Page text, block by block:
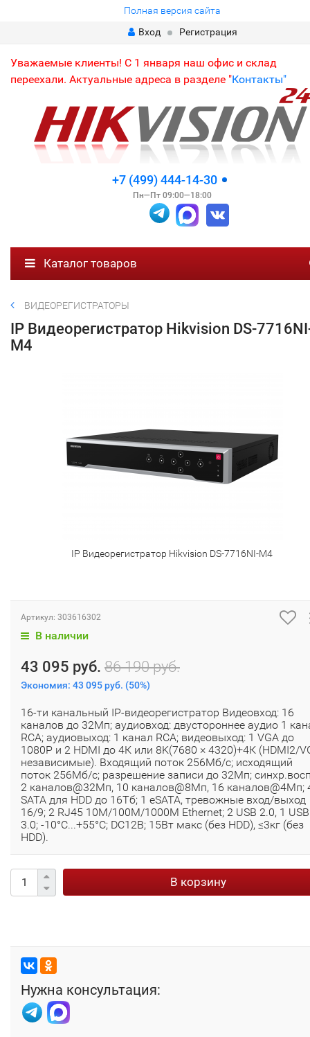
Полная версия сайта
Вход
Регистрация
Уважаемые клиенты! С 1 января наш офис и склад
переехали. Актуальные адреса в разделе "Контакты"
+7 (499) 444-14-30
Пн—Пт 09:00—18:00
Каталог товаров
ВИДЕОРЕГИСТРАТОРЫ
IP Видеорегистратор Hikvision DS-
M4
IP Видеорегистратор Hikvision DS-7716NI-M4
Артикул: 303616302
В наличии
43 095 руб. 86 190 руб.
Экономия: 43 095 руб. (50%)
16-ти канальный IP-видеорегистратор Видеовход: 16
каналов до 32Мп; аудиовход: двустороннее аудио 1
RCA; аудиовыход: 1 канал RCA; видеовыход: 1 VGA до
1080Р и 2 HDMI до 4К или 8K(7680 × 4320)+4К (HDMI2/
независимые). Входящий поток 256Мб/с; исходящий
поток 256Мб/с; разрешение записи до 32Мп;
2 каналов@32Мп, 10 каналов@8Мп, 16 каналов@4Мп;
SATA для HDD до 16Тб; 1 eSATA, тревожные вход/выход
16/9; 2 RJ45 10M/100M/1000M Ethernet; 2 USB 2.0, 1 USB
3.0; -10°C...+55°C; DC12В; 15Вт макс (без HDD), ≤3кг (без
HDD).
В корзину
Нужна консультация: